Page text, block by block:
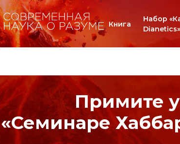
Книга
Набор
Dianetics»
Примите
«Семинаре